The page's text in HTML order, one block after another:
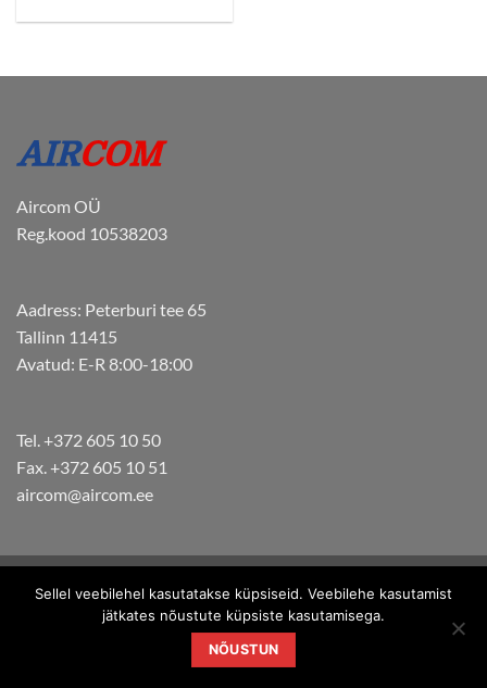
Aircom OÜ
Reg.kood 10538203
Aadress: Peterburi tee 65
Tallinn 11415
Avatud: E-R 8:00-18:00
Tel. +372 605 10 50
Fax. +372 605 10 51
aircom@aircom.ee
Eesti
Sellel veebilehel kasutatakse küpsiseid. Veebilehe kasutamist
jätkates nõustute küpsiste kasutamisega.
NÕUSTUN